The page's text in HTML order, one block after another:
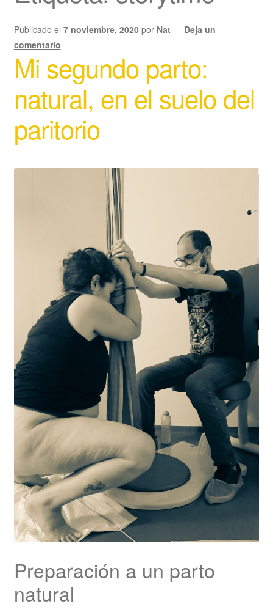
Publicado el 7 noviembre, 2020 por Nat — Deja un
comentario
Mi segundo parto:
natural, en el suelo del
paritorio
Preparación a un parto
natural